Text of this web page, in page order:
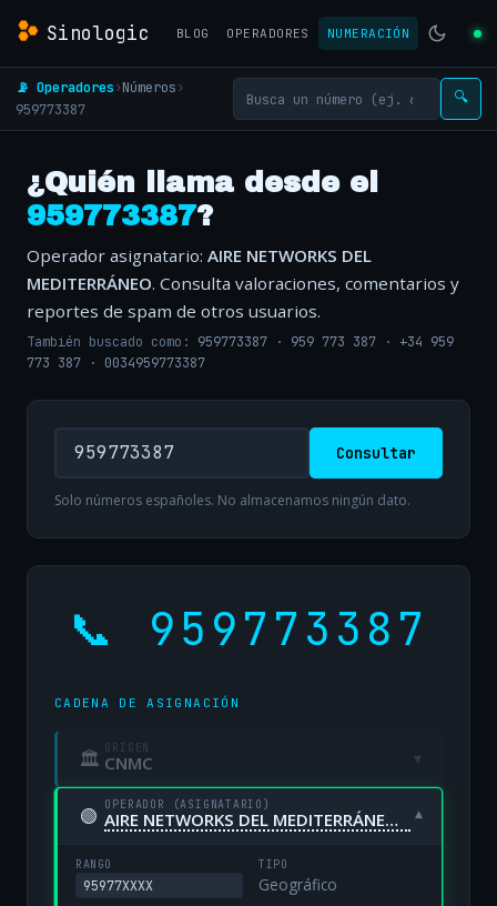
Sinologic BLOG OPERADORES NUMERACIÓN
📡 Operadores›Números›
959773387
🔍
¿Quién llama desde el
959773387?
Operador asignatario: AIRE NETWORKS DEL
MEDITERRÁNEO. Consulta valoraciones, comentarios y
reportes de spam de otros usuarios.
También buscado como: 959773387 · 959 773 387 · +34 959
773 387 · 0034959773387
Consultar
Solo números españoles. No almacenamos ningún dato.
📞 959773387
CADENA DE ASIGNACIÓN
🏛 ORIGEN
CNMC ▾
🟢 OPERADOR (ASIGNATARIO)
AIRE NETWORKS DEL MEDITERRÁNEO, S.L. UNIPERSONAL ▾
RANGO
95977XXXX
TIPO
Geográfico